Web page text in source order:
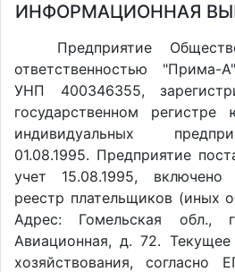
ИНФОРМАЦИОННАЯ
Предприятие
ответственностью
УНП 400346355,
государственном
индивидуальных
01.08.1995. Предприятие
учет 15.08.1995, включено
реестр плательщиков (иных
Адрес: Гомельская обл.,
Авиационная, д. 72. Текущее
хозяйствования, согласно